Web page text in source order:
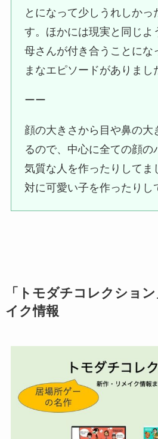
とになって少しうれしかっ
す。ほかには現実と同じよ
母さんが付き合うことにな
まなエピソードがありまし
ーー
顔の大きさから目や鼻の大
るので、中心に全ての顔の
気質な人を作ったりしてま
対に可愛い子を作ったりし
「トモダチコレクショ
イク情報